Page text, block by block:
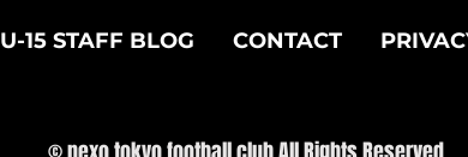
U-15 STAFF BLOG CONTACT